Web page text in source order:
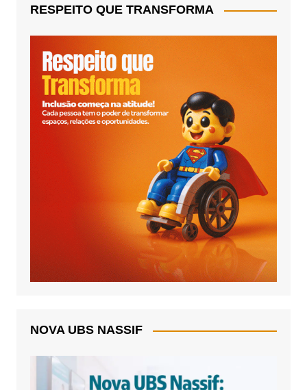
RESPEITO QUE TRANSFORMA
NOVA UBS NASSIF